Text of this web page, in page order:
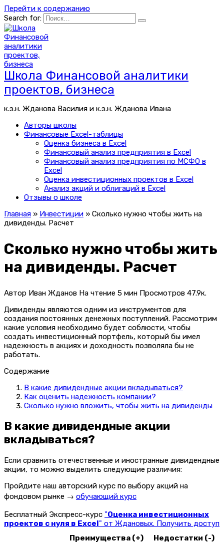
Перейти к содержанию
Search for:
Школа Финансовой аналитики
проектов, бизнеса
к.э.н. Жданова Василия и к.э.н. Жданова Ивана
Авторы школы
Финансовые Excel-таблицы
Оценка бизнеса в Excel
Финансовый анализ предприятия в Excel
Финансовый анализ предприятия по МСФО в
Excel
Оценка инвестиционных проектов в Excel
Анализ акций и облигаций в Excel
Отзывы о школе
Главная » Инвестиции » Сколько нужно чтобы жить на
дивиденды. Расчет
Сколько нужно чтобы жить
на дивиденды. Расчет
Автор Иван Жданов На чтение 5 мин Просмотров 47.9к.
Дивиденды являются одним из инструментов для
создания постоянных денежных поступлений. Рассмотрим
какие условия необходимо будет соблюсти, чтобы
создать инвестиционный портфель, который бы имел
надежность в акциях и доходность позволяла бы не
работать.
Содержание
В какие дивидендные акции вкладываться?
Как оценить надежность компании?
Сколько нужно вложить, чтобы жить на дивиденды
В какие дивидендные акции
вкладываться?
Если сравнить отечественные и иностранные дивидендные
акции, то можно выделить следующие различия:
Пройдите наш авторский курс по выбору акций на
фондовом рынке → обучающий курс
Бесплатный Экспресс-курс "Оценка инвестиционных
проектов с нуля в Excel" от Ждановых. Получить доступ
Преимущества (+)
Недостатки (-)